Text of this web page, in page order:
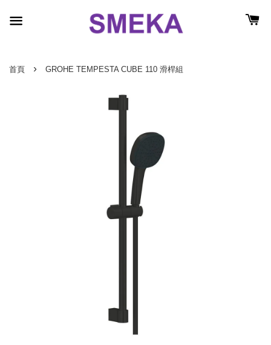
首頁 › GROHE TEMPESTA CUBE 110 滑桿組